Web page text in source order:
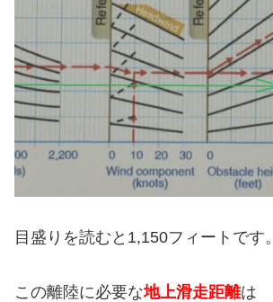
目盛りを読むと1,150フィートです。
この離陸に必要な地上滑走距離は